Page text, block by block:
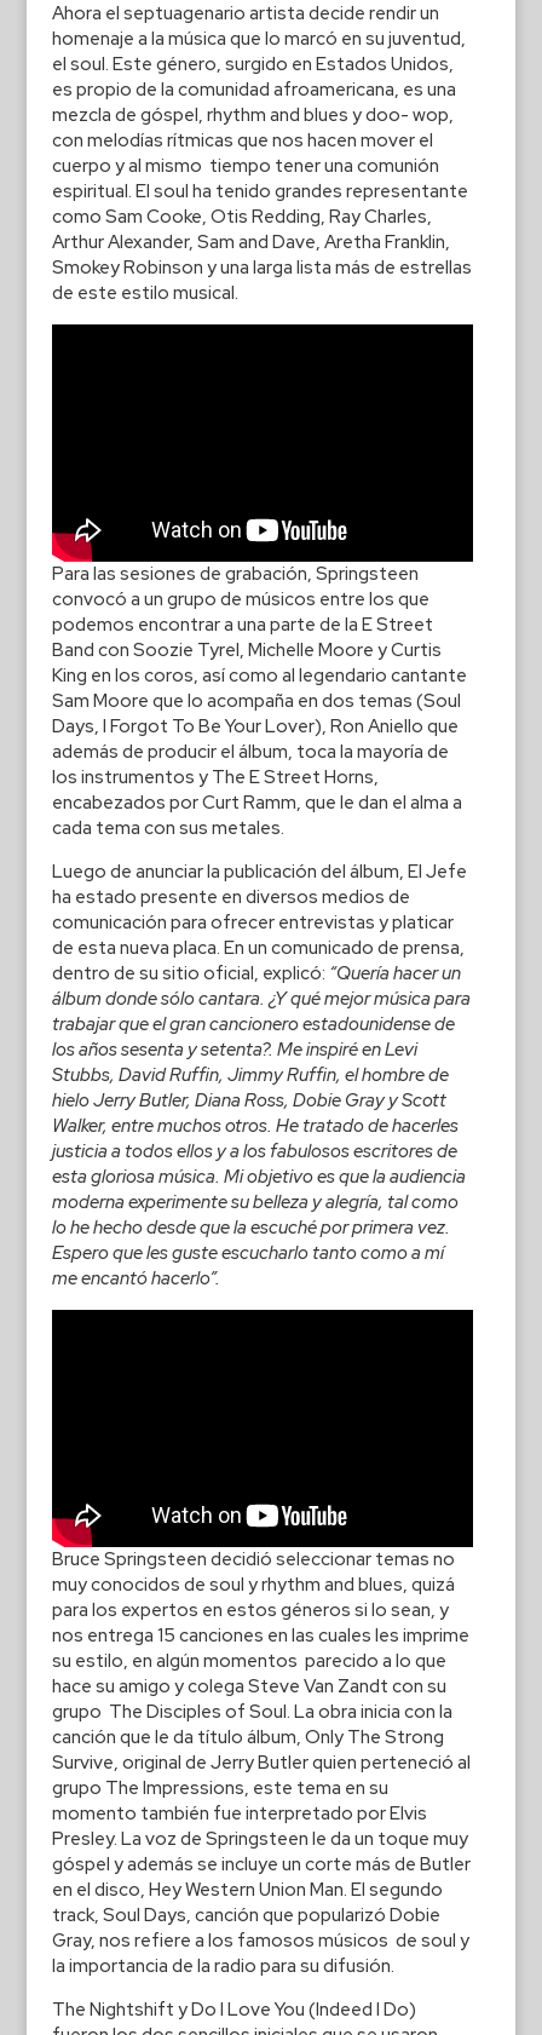
Ahora el septuagenario artista decide rendir un
homenaje a la música que lo marcó en su juventud,
el soul. Este género, surgido en Estados Unidos,
es propio de la comunidad afroamericana, es una
mezcla de góspel, rhythm and blues y doo- wop,
con melodías rítmicas que nos hacen mover el
cuerpo y al mismo tiempo tener una comunión
espiritual. El soul ha tenido grandes representante
como Sam Cooke, Otis Redding, Ray Charles,
Arthur Alexander, Sam and Dave, Aretha Franklin,
Smokey Robinson y una larga lista más de estrellas
de este estilo musical.
Para las sesiones de grabación, Springsteen
convocó a un grupo de músicos entre los que
podemos encontrar a una parte de la E Street
Band con Soozie Tyrel, Michelle Moore y Curtis
King en los coros, así como al legendario cantante
Sam Moore que lo acompaña en dos temas (Soul
Days, I Forgot To Be Your Lover), Ron Aniello que
además de producir el álbum, toca la mayoría de
los instrumentos y The E Street Horns,
encabezados por Curt Ramm, que le dan el alma a
cada tema con sus metales.
Luego de anunciar la publicación del álbum, El Jefe
ha estado presente en diversos medios de
comunicación para ofrecer entrevistas y platicar
de esta nueva placa. En un comunicado de prensa,
dentro de su sitio oficial, explicó: “Quería hacer un
álbum donde sólo cantara. ¿Y qué mejor música para
trabajar que el gran cancionero estadounidense de
los años sesenta y setenta?. Me inspiré en Levi
Stubbs, David Ruffin, Jimmy Ruffin, el hombre de
hielo Jerry Butler, Diana Ross, Dobie Gray y Scott
Walker, entre muchos otros. He tratado de hacerles
justicia a todos ellos y a los fabulosos escritores de
esta gloriosa música. Mi objetivo es que la audiencia
moderna experimente su belleza y alegría, tal como
lo he hecho desde que la escuché por primera vez.
Espero que les guste escucharlo tanto como a mí
me encantó hacerlo”.
Bruce Springsteen decidió seleccionar temas no
muy conocidos de soul y rhythm and blues, quizá
para los expertos en estos géneros si lo sean, y
nos entrega 15 canciones en las cuales les imprime
su estilo, en algún momentos parecido a lo que
hace su amigo y colega Steve Van Zandt con su
grupo The Disciples of Soul. La obra inicia con la
canción que le da título álbum, Only The Strong
Survive, original de Jerry Butler quien perteneció al
grupo The Impressions, este tema en su
momento también fue interpretado por Elvis
Presley. La voz de Springsteen le da un toque muy
góspel y además se incluye un corte más de Butler
en el disco, Hey Western Union Man. El segundo
track, Soul Days, canción que popularizó Dobie
Gray, nos refiere a los famosos músicos de soul y
la importancia de la radio para su difusión.
The Nightshift y Do I Love You (Indeed I Do)